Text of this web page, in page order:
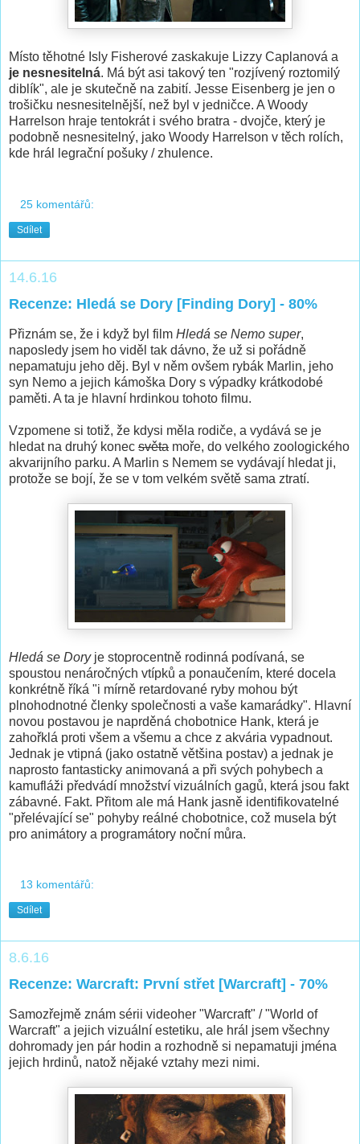
Místo těhotné Isly Fisherové zaskakuje Lizzy Caplanová a
je nesnesitelná. Má být asi takový ten "rozjívený roztomilý
diblík", ale je skutečně na zabití. Jesse Eisenberg je jen o
trošičku nesnesitelnější, než byl v jedničce. A Woody
Harrelson hraje tentokrát i svého bratra - dvojče, který je
podobně nesnesitelný, jako Woody Harrelson v těch rolích,
kde hrál legrační pošuky / zhulence.
25 komentářů:
Sdílet
14.6.16
Recenze: Hledá se Dory [Finding Dory] - 80%
Přiznám se, že i když byl film Hledá se Nemo super,
naposledy jsem ho viděl tak dávno, že už si pořádně
nepamatuju jeho děj. Byl v něm ovšem rybák Marlin, jeho
syn Nemo a jejich kámoška Dory s výpadky krátkodobé
paměti. A ta je hlavní hrdinkou tohoto filmu.
Vzpomene si totiž, že kdysi měla rodiče, a vydává se je
hledat na druhý konec světa moře, do velkého zoologického
akvarijního parku. A Marlin s Nemem se vydávají hledat ji,
protože se bojí, že se v tom velkém světě sama ztratí.
Hledá se Doryje stoprocentně rodinná podívaná, se
spoustou nenáročných vtípků a ponaučením, které docela
konkrétně říká "i mírně retardované ryby mohou být
plnohodnotné členky společnosti a vaše kamarádky". Hlavní
novou postavou je naprděná chobotnice Hank, která je
zahořklá proti všem a všemu a chce z akvária vypadnout.
Jednak je vtipná (jako ostatně většina postav) a jednak je
naprosto fantasticky animovaná a při svých pohybech a
kamufláži předvádí množství vizuálních gagů, která jsou fakt
zábavné. Fakt. Přitom ale má Hank jasně identifikovatelné
"přelévající se" pohyby reálné chobotnice, což musela být
pro animátory a programátory noční můra.
13 komentářů:
Sdílet
8.6.16
Recenze: Warcraft: První střet [Warcraft] - 70%
Samozřejmě znám sérii videoher "Warcraft" / "World of
Warcraft" a jejich vizuální estetiku, ale hrál jsem všechny
dohromady jen pár hodin a rozhodně si nepamatuji jména
jejich hrdinů, natož nějaké vztahy mezi nimi.